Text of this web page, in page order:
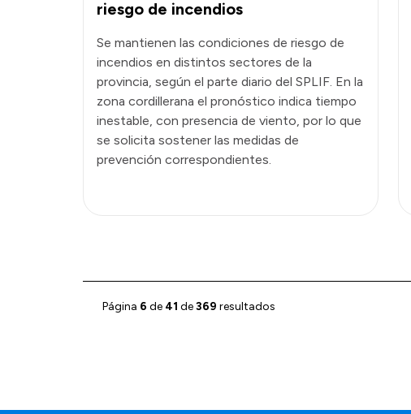
riesgo de incendios
Se mantienen las condiciones de riesgo de
incendios en distintos sectores de la
provincia, según el parte diario del SPLIF. En la
zona cordillerana el pronóstico indica tiempo
inestable, con presencia de viento, por lo que
se solicita sostener las medidas de
prevención correspondientes.
Página 6 de 41 de369 resultados